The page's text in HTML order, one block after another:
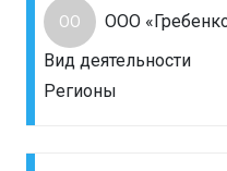
ОО
ООО
Вид деятельности
Регионы